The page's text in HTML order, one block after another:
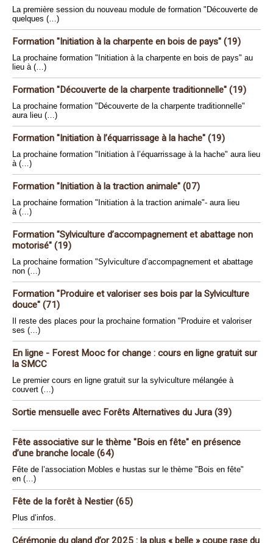
La première session du nouveau module de formation "Découverte de
quelques (…)
Formation "Initiation à la charpente en bois de pays" (19)
La prochaine formation "Initiation à la charpente en bois de pays" au
lieu à (…)
Formation "Découverte de la charpente traditionnelle" (19)
La prochaine formation "Découverte de la charpente traditionnelle"
aura lieu (…)
Formation "Initiation à l’équarrissage à la hache" (19)
La prochaine formation "Initiation à l’équarrissage à la hache" aura lieu
à (…)
Formation "Initiation à la traction animale" (07)
La prochaine formation "Initiation à la traction animale"- aura lieu
à (…)
Formation "Sylviculture d’accompagnement et abattage non
motorisé" (19)
La prochaine formation "Sylviculture d’accompagnement et abattage
non (…)
Formation "Produire et valoriser ses bois par la Sylviculture
douce" (71)
Il reste des places pour la prochaine formation "Produire et valoriser
ses (…)
En ligne - Forest Mooc for change : cours en ligne gratuit sur
la SMCC
Le premier cours en ligne gratuit sur la sylviculture mélangée à
couvert (…)
Sortie mensuelle avec Forêts Alternatives du Jura (39)
Fête associative sur le thème "Bois en fête" en présence
d’une branche locale (64)
Fête de l’association Mobles e hustas sur le thème "Bois en fête"
en (…)
Fête de la forêt à Nestier (65)
Plus d’infos.
Cérémonie du gland d’or 2025 : la plus « belle » coupe rase du